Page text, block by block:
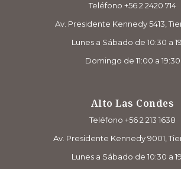
Teléfono +56 2 2420 714
Av. Presidente Kennedy 5413,
Lunes a Sábado de 10:30 a
Domingo de 11:00 a 19:30
Alto Las Condes
Teléfono +56 2 213 1638
Av. Presidente Kennedy 9001,
Lunes a Sábado de 10:30 a